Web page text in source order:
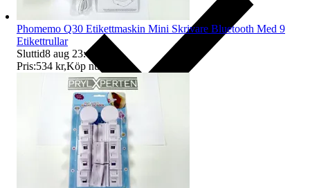
Phomemo Q30 Etikettmaskin Mini Skrivare Bluetooth Med 9
Etikettrullar
Sluttid8 aug 23:47
Pris:534 kr,Köp nu